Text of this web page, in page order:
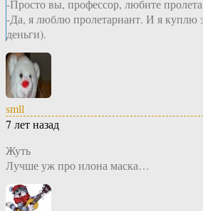
-Просто вы, профессор, любите
-Да, я люблю пролетариант. И я куплю
деньги).
smll
7 лет назад
Жуть
Лучше уж про илона маска…